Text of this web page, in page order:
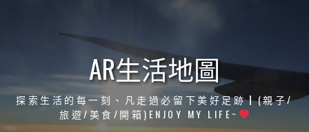
AR生活地圖
探索生活的每一刻、凡走過必留下美好足跡┃(親子/
旅遊/美食/開箱)ENJOY MY LIFE~